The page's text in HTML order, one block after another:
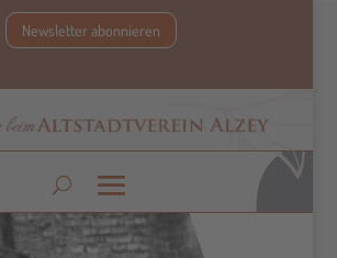
Newsletter abonnieren